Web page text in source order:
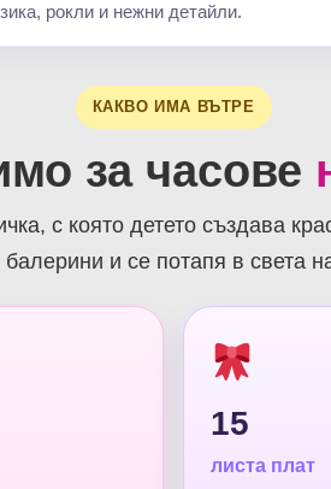
рокли и нежни детайли.
КАКВО ИМА ВЪТРЕ
за часове
с която детето създава
и се потапя в света
15
листа плат